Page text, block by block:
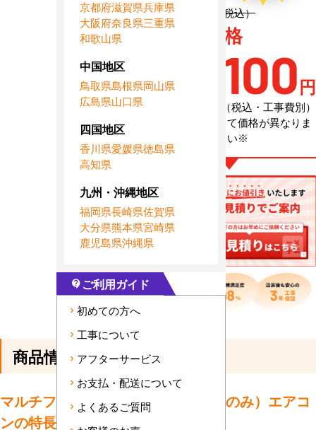
定価 262,900円（税込）
AC特別価格
67,100円
（税込・工事費別）
※メーカーによって価格が異なりま
す、お問合せ下さい※
商品情報
マルチフリービルトイン形（室内機のみ）エアコ
ンの特長
京都府滋賀県兵庫県
大阪府奈良県三重県
和歌山県
中国地区
鳥取県島根県岡山県
広島県山口県
四国地区
香川県愛媛県徳島県
高知県
九州・沖縄地区
福岡県長崎県佐賀県
大分県熊本県宮崎県
鹿児島県沖縄県
contact_support ご利用ガイド
初めての方へ
工事について
アフターサービス
お支払・配送について
よくあるご質問